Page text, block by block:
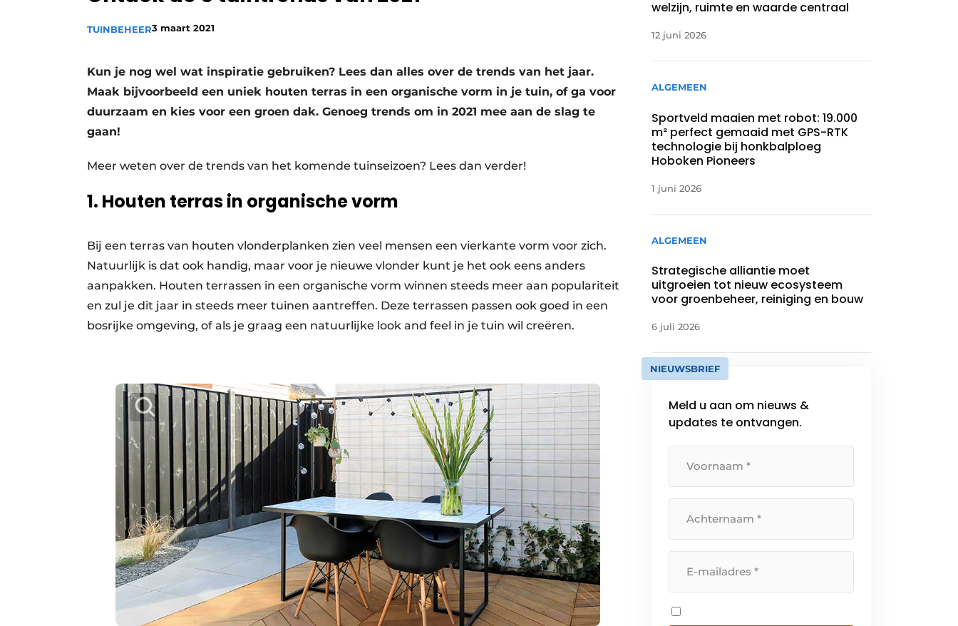
TUINBEHEER3 maart 2021
Kun je nog wel wat inspiratie gebruiken? Lees dan alles over de trends van het jaar.
Maak bijvoorbeeld een uniek houten terras in een organische vorm in je tuin, of ga voor
duurzaam en kies voor een groen dak. Genoeg trends om in 2021 mee aan de slag te
gaan!
Meer weten over de trends van het komende tuinseizoen? Lees dan verder!
1. Houten terras in organische vorm
Bij een terras van houten vlonderplanken zien veel mensen een vierkante vorm voor zich.
Natuurlijk is dat ook handig, maar voor je nieuwe vlonder kunt je het ook eens anders
aanpakken. Houten terrassen in een organische vorm winnen steeds meer aan populariteit
en zul je dit jaar in steeds meer tuinen aantreffen. Deze terrassen passen ook goed in een
bosrijke omgeving, of als je graag een natuurlijke look and feel in je tuin wil creëren.
welzijn, ruimte en waarde centraal
12 juni 2026
ALGEMEEN
Sportveld maaien met robot: 19.000
m² perfect gemaaid met GPS-RTK
technologie bij honkbalploeg
Hoboken Pioneers
1 juni 2026
ALGEMEEN
Strategische alliantie moet
uitgroeien tot nieuw ecosysteem
voor groenbeheer, reiniging en bouw
6 juli 2026
NIEUWSBRIEF
Meld u aan om nieuws &
updates te ontvangen.